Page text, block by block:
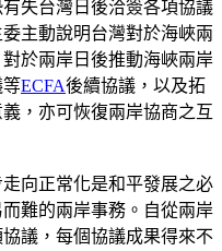
失台灣日後洽簽各項協議
主動說明台灣對於海峽兩
於兩岸日後推動海峽兩岸
ECFA後續協議，以及拓
，亦可恢復兩岸協商之互
向正常化是和平發展之必
難的兩岸事務。自從兩岸
議，每個協議成果得來不